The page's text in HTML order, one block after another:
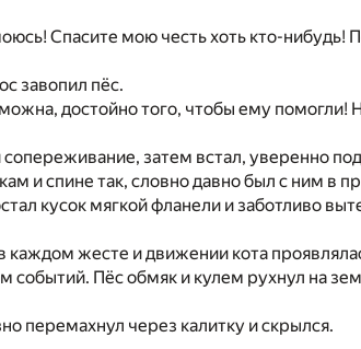
Спасите мою честь хоть кто-нибудь!
завопил пёс.
достойно того, чтобы ему помогли!
затем встал, уверенно
и спине так, словно давно был с ним в
кусок мягкой фланели и заботливо
жесте и движении кота
Пёс обмяк и кулем рухнул на
перемахнул через калитку и скрылся.